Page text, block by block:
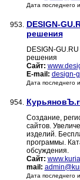
Дата последнего
953. DESIGN-
решения
DESIGN-
решения
Сайт:
E-mail: design-
Дата последнего
954.
Создание,
сайтов.
изделий.
программы.
обсуждения.
Сайт:
mail:
Дата последнего